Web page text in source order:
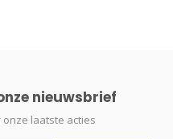
nieuwsbrief
laatste acties